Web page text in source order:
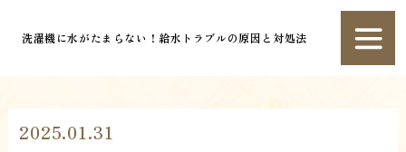
洗濯機に水がたまらない！給水トラブルの原因と対処法
2025.01.31